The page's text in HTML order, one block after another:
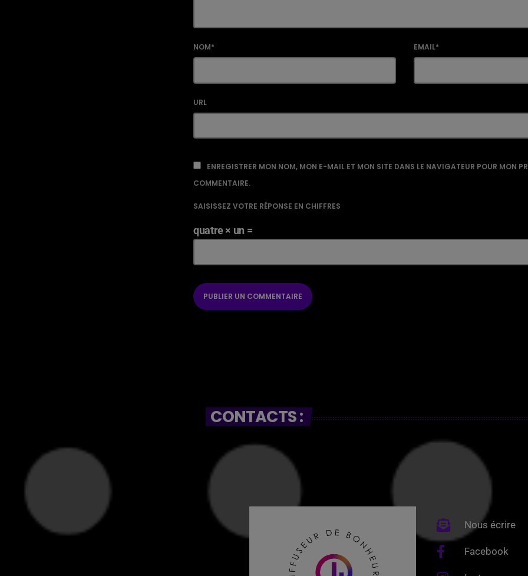
NOM* EMAIL*
URL
ENREGISTRER MON NOM, MON E-MAIL ET MON SITE DANS LE NAVIGATEUR POUR MON
COMMENTAIRE.
SAISISSEZ VOTRE RÉPONSE EN CHIFFRES
quatre × un =
CONTACTS :
Nous écrire
Facebook